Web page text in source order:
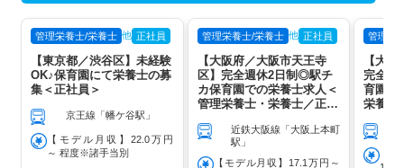
管理栄養士/栄養士 他 正社員
【東京都／渋谷区】未経験
OK♪保育園にて栄養士の募
集＜正社員＞
京王線「幡ケ谷駅」
【モデル月収】22.0万円
～ 程度※諸手当別
管理栄養士/栄養士 他 正社員
【大阪府／大阪市天王寺
区】完全週休2日制◎駅チ
カ保育園での栄養士求人＜
管理栄養士・栄養士／正職
近鉄大阪線「大阪上本町
駅」
【モデル月収】17.1万円～
管理栄
【大
完全週
育園で
栄養士